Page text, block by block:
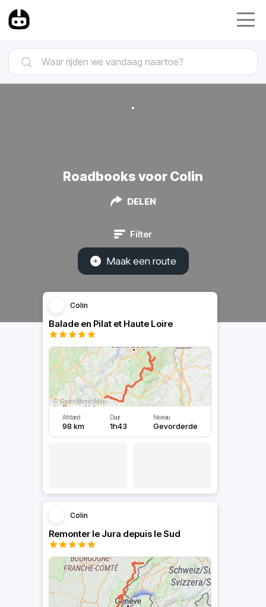
Roadbooks voor Colin
DELEN
Filter
Maak een route
Colin
Balade en Pilat et Haute Loire
Afstand
98 km
Duur
1h43
Niveau
Gevorderde
Colin
Remonter le Jura depuis le Sud